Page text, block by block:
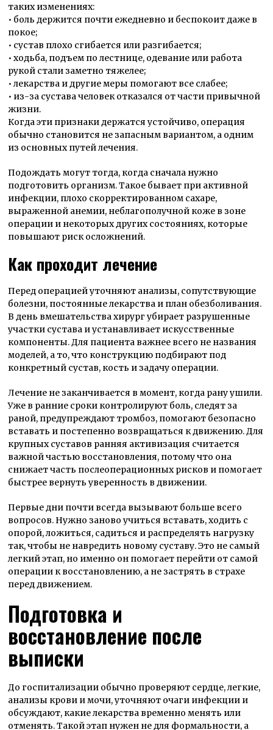
таких изменениях:
• боль держится почти ежедневно и беспокоит даже в
покое;
• сустав плохо сгибается или разгибается;
• ходьба, подъем по лестнице, одевание или работа
рукой стали заметно тяжелее;
• лекарства и другие меры помогают все слабее;
• из-за сустава человек отказался от части привычной
жизни.
Когда эти признаки держатся устойчиво, операция
обычно становится не запасным вариантом, а одним
из основных путей лечения.
Подождать могут тогда, когда сначала нужно
подготовить организм. Такое бывает при активной
инфекции, плохо скорректированном сахаре,
выраженной анемии, неблагополучной коже в зоне
операции и некоторых других состояниях, которые
повышают риск осложнений.
Как проходит лечение
Перед операцией уточняют анализы, сопутствующие
болезни, постоянные лекарства и план обезболивания.
В день вмешательства хирург убирает разрушенные
участки сустава и устанавливает искусственные
компоненты. Для пациента важнее всего не названия
моделей, а то, что конструкцию подбирают под
конкретный сустав, кость и задачу операции.
Лечение не заканчивается в момент, когда рану ушили.
Уже в ранние сроки контролируют боль, следят за
раной, предупреждают тромбоз, помогают безопасно
вставать и постепенно возвращаться к движению. Для
крупных суставов ранняя активизация считается
важной частью восстановления, потому что она
снижает часть послеоперационных рисков и помогает
быстрее вернуть уверенность в движении.
Первые дни почти всегда вызывают больше всего
вопросов. Нужно заново учиться вставать, ходить с
опорой, ложиться, садиться и распределять нагрузку
так, чтобы не навредить новому суставу. Это не самый
легкий этап, но именно он помогает перейти от самой
операции к восстановлению, а не застрять в страхе
перед движением.
Подготовка и
восстановление после
выписки
До госпитализации обычно проверяют сердце, легкие,
анализы крови и мочи, уточняют очаги инфекции и
обсуждают, какие лекарства временно менять или
отменять. Такой этап нужен не для формальности, а